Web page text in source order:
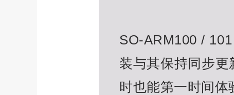
SO-ARM100 /
装与其保持同步
时也能第一时间体